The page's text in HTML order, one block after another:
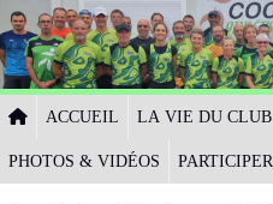
ACCUEIL LA VIE DU CLUB
PHOTOS & VIDÉOS PARTICIPER
Panneau de gestion des cookies